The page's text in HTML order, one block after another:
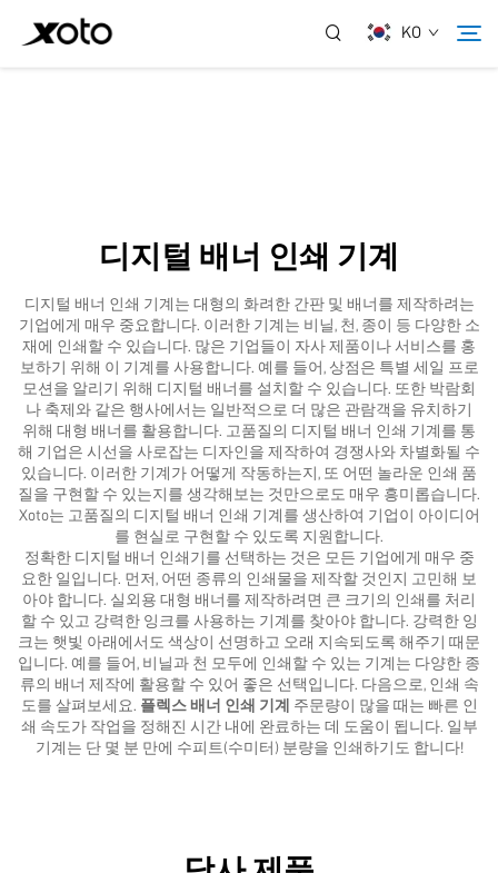
KO
서비스
응용 프로그램
문의하기
디지털 배너 인쇄 기계
디지털 배너 인쇄 기계는 대형의 화려한 간판 및 배너를 제작하려는
기업에게 매우 중요합니다. 이러한 기계는 비닐, 천, 종이 등 다양한 소
재에 인쇄할 수 있습니다. 많은 기업들이 자사 제품이나 서비스를 홍
보하기 위해 이 기계를 사용합니다. 예를 들어, 상점은 특별 세일 프로
모션을 알리기 위해 디지털 배너를 설치할 수 있습니다. 또한 박람회
나 축제와 같은 행사에서는 일반적으로 더 많은 관람객을 유치하기
위해 대형 배너를 활용합니다. 고품질의 디지털 배너 인쇄 기계를 통
해 기업은 시선을 사로잡는 디자인을 제작하여 경쟁사와 차별화될 수
있습니다. 이러한 기계가 어떻게 작동하는지, 또 어떤 놀라운 인쇄 품
질을 구현할 수 있는지를 생각해보는 것만으로도 매우 흥미롭습니다.
Xoto는 고품질의 디지털 배너 인쇄 기계를 생산하여 기업이 아이디어
를 현실로 구현할 수 있도록 지원합니다.
정확한 디지털 배너 인쇄기를 선택하는 것은 모든 기업에게 매우 중
요한 일입니다. 먼저, 어떤 종류의 인쇄물을 제작할 것인지 고민해 보
아야 합니다. 실외용 대형 배너를 제작하려면 큰 크기의 인쇄를 처리
할 수 있고 강력한 잉크를 사용하는 기계를 찾아야 합니다. 강력한 잉
크는 햇빛 아래에서도 색상이 선명하고 오래 지속되도록 해주기 때문
입니다. 예를 들어, 비닐과 천 모두에 인쇄할 수 있는 기계는 다양한 종
류의 배너 제작에 활용할 수 있어 좋은 선택입니다. 다음으로, 인쇄 속
도를 살펴보세요. 플렉스 배너 인쇄 기계
주문량이 많을 때는 빠른 인
쇄 속도가 작업을 정해진 시간 내에 완료하는 데 도움이 됩니다. 일부
기계는 단 몇 분 만에 수피트(수미터) 분량을 인쇄하기도 합니다!